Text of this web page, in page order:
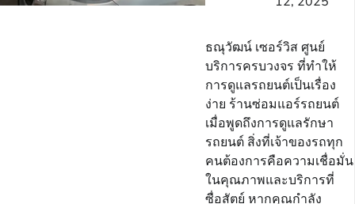
ธณุวัฒน์ เซอร์วิส ศูนย์
บริการครบวงจร ที่ทำให้
การดูแลรถยนต์เป็นเรื่อง
ง่าย ร้านซ่อมแอร์รถยนต์
เมื่อพูดถึงการดูแลรักษา
รถยนต์ สิ่งที่เจ้าของรถทุก
คนต้องการคือความเชื่อมั่น
ในคุณภาพและบริการที่
ซื่อสัตย์ หากคุณกำลัง